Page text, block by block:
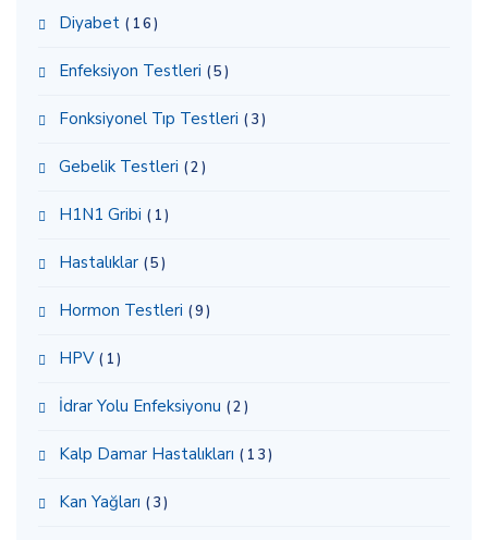
Diyabet (16)
Enfeksiyon Testleri (5)
Fonksiyonel Tıp Testleri (3)
Gebelik Testleri (2)
H1N1 Gribi (1)
Hastalıklar (5)
Hormon Testleri (9)
HPV (1)
İdrar Yolu Enfeksiyonu (2)
Kalp Damar Hastalıkları (13)
Kan Yağları (3)